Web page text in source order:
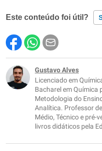
Este conteúdo foi útil?
Este conteúdo contém
Este conteúdo não tem a
Outro
Gustavo Alves
Licenciado em
Bacharel em Química
Metodologia do
Analítica. Professor
Médio, Técnico e pré-
livros didáticos pela